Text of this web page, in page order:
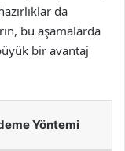
da
bu aşamalarda
bir avantaj
Yöntemi